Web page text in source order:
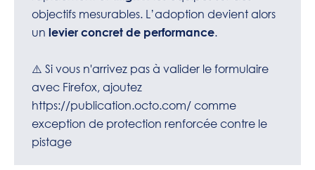
objectifs mesurables. L’adoption devient alors
un levier concret de performance.
⚠️ Si vous n'arrivez pas à valider le formulaire
avec Firefox, ajoutez
https://publication.octo.com/comme
exception de protection renforcée contre le
pistage